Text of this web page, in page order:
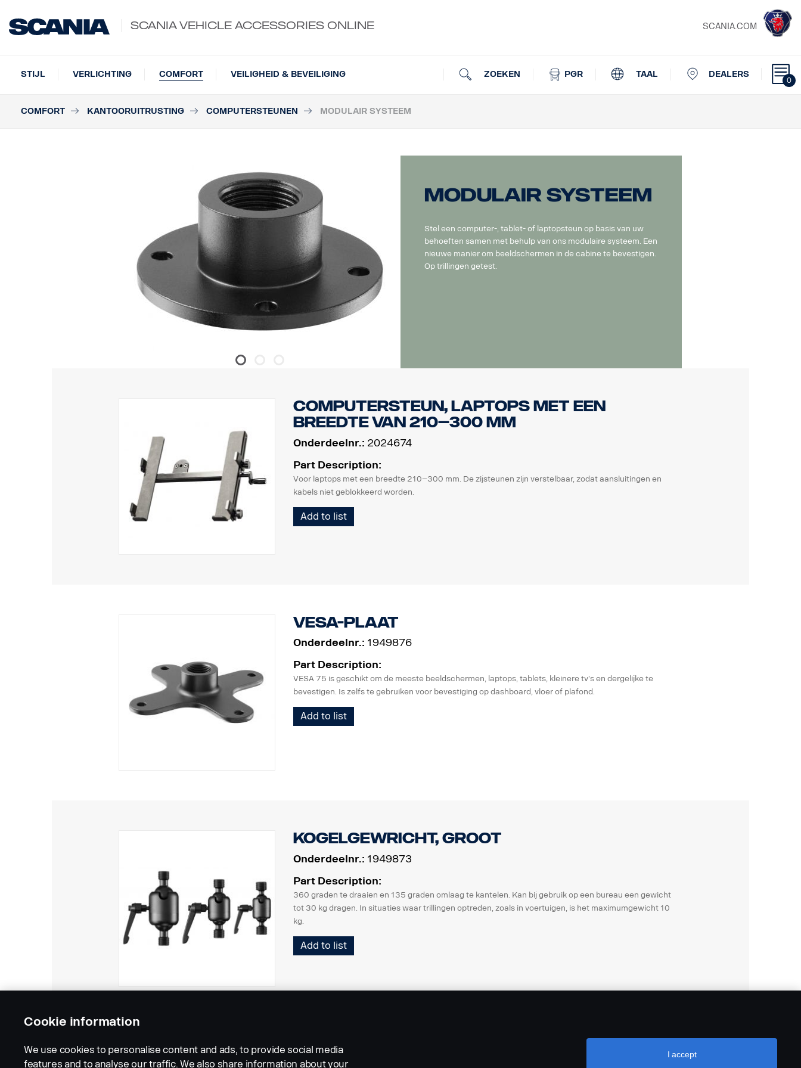
SCANIA VEHICLE ACCESSORIES ONLINE SCANIA.COM
0
ZOEKEN PGR TAAL DEALERS
STIJL VERLICHTING COMFORT VEILIGHEID & BEVEILIGING
COMFORT KANTOORUITRUSTING COMPUTERSTEUNEN MODULAIR SYSTEEM
Modulair systeem
Stel een computer-, tablet- of laptopsteun op basis van uw
behoeften samen met behulp van ons modulaire systeem. Een
nieuwe manier om beeldschermen in de cabine te bevestigen.
Op trillingen getest.
Computersteun, laptops met een
breedte van 210–300 mm
Onderdeelnr.: 2024674
Part Description:
Voor laptops met een breedte 210–300 mm. De zijsteunen zijn verstelbaar, zodat aansluitingen en
kabels niet geblokkeerd worden.
Add to list
VESA-plaat
Onderdeelnr.: 1949876
Part Description:
VESA 75 is geschikt om de meeste beeldschermen, laptops, tablets, kleinere tv’s en dergelijke te
bevestigen. Is zelfs te gebruiken voor bevestiging op dashboard, vloer of plafond.
Add to list
Kogelgewricht, groot
Onderdeelnr.: 1949873
Part Description:
360 graden te draaien en 135 graden omlaag te kantelen. Kan bij gebruik op een bureau een gewicht
tot 30 kg dragen. In situaties waar trillingen optreden, zoals in voertuigen, is het maximumgewicht 10
kg.
Add to list
Cookie information
We use cookies to personalise content and ads, to provide social media
features and to analyse our traffic. We also share information about your
I accept